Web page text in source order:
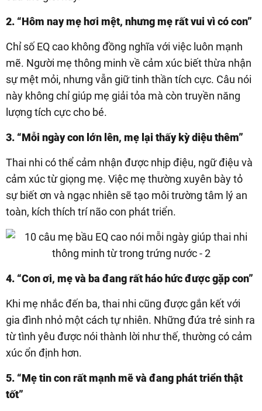
2. “Hôm nay mẹ hơi mệt, nhưng mẹ rất vui vì có con”
Chỉ số EQ cao không đồng nghĩa với việc luôn mạnh
mẽ. Người mẹ thông minh về cảm xúc biết thừa nhận
sự mệt mỏi, nhưng vẫn giữ tinh thần tích cực. Câu nói
này không chỉ giúp mẹ giải tỏa mà còn truyền năng
lượng tích cực cho bé.
3. “Mỗi ngày con lớn lên, mẹ lại thấy kỳ diệu thêm”
Thai nhi có thể cảm nhận được nhịp điệu, ngữ điệu và
cảm xúc từ giọng mẹ. Việc mẹ thường xuyên bày tỏ
sự biết ơn và ngạc nhiên sẽ tạo môi trường tâm lý an
toàn, kích thích trí não con phát triển.
4. “Con ơi, mẹ và ba đang rất háo hức được gặp con”
Khi mẹ nhắc đến ba, thai nhi cũng được gắn kết với
gia đình nhỏ một cách tự nhiên. Những đứa trẻ sinh ra
từ tình yêu được nói thành lời như thế, thường có cảm
xúc ổn định hơn.
5. “Mẹ tin con rất mạnh mẽ và đang phát triển thật
tốt”